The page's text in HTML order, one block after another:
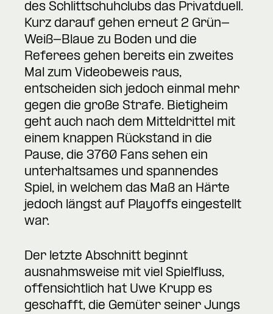
des Schlittschuhclubs das Privatduell.
Kurz darauf gehen erneut 2 Grün-
Weiß-Blaue zu Boden und die
Referees gehen bereits ein zweites
Mal zum Videobeweis raus,
entscheiden sich jedoch einmal mehr
gegen die große Strafe. Bietigheim
geht auch nach dem Mitteldrittel mit
einem knappen Rückstand in die
Pause, die 3760 Fans sehen ein
unterhaltsames und spannendes
Spiel, in welchem das Maß an Härte
jedoch längst auf Playoffs eingestellt
war.
Der letzte Abschnitt beginnt
ausnahmsweise mit viel Spielfluss,
offensichtlich hat Uwe Krupp es
geschafft, die Gemüter seiner Jungs